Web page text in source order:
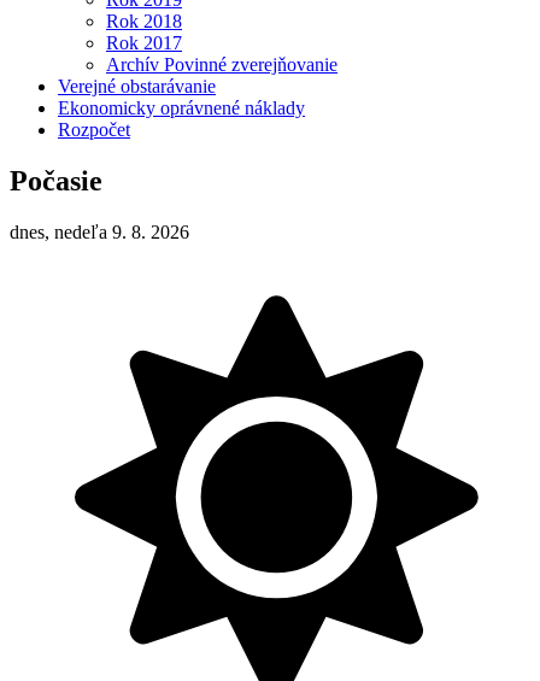
Rok 2018
Rok 2017
Archív Povinné zverejňovanie
Verejné obstarávanie
Ekonomicky oprávnené náklady
Rozpočet
Počasie
dnes, nedeľa 9. 8. 2026